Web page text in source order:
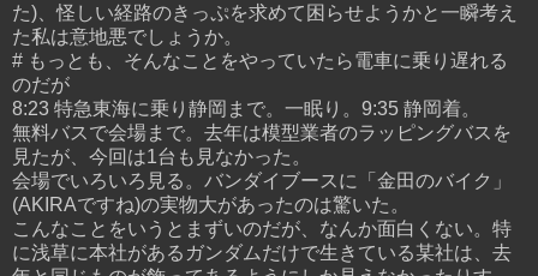
た)、怪しい経路のきっぷを求めて困らせようかと一瞬考え
た私は意地悪でしょうか。
# もっとも、そんなことをやっていたら電車に乗り遅れる
のだが
8:23 特急東海に乗り静岡まで。一眠り。9:35 静岡着。
無料バスで会場まで。去年は模型業者のラッピングバスを
見たが、今回は1台も見なかった。
会場でいろいろ見る。バンダイブースに「金田のバイク」
(AKIRAですね)の実物大があったのは驚いた。
こんなことをいうとまずいのだが、なんか面白くない。特
に浅草に本社があるガンダムだけで生きている某社は、去